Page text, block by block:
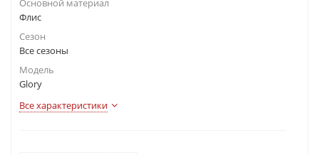
Основной материал
Флис
Сезон
Все сезоны
Модель
Glory
Все характеристики